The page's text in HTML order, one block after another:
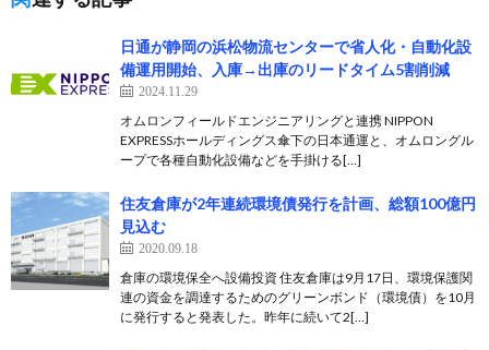
日通が静岡の浜松物流センターで省人化・自動化設
備運用開始、入庫→出庫のリードタイム5割削減
2024.11.29
オムロンフィールドエンジニアリングと連携 NIPPON
EXPRESSホールディングス傘下の日本通運と、オムロングル
ープで各種自動化設備などを手掛ける[…]
住友倉庫が2年連続環境債発行を計画、総額100億円
見込む
2020.09.18
倉庫の環境保全へ設備投資 住友倉庫は9月17日、環境保護関
連の資金を調達するためのグリーンボンド（環境債）を10月
に発行すると発表した。昨年に続いて2[…]